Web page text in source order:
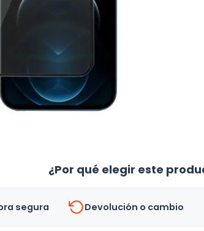
¿Por qué elegir este
segura Devolución o cambio